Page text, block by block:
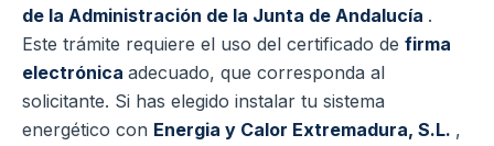
de la Administración de la Junta de Andalucía .
Este trámite requiere el uso del certificado de firma
electrónica adecuado, que corresponda al
solicitante. Si has elegido instalar tu sistema
energético con Energia y Calor Extremadura, S.L. ,